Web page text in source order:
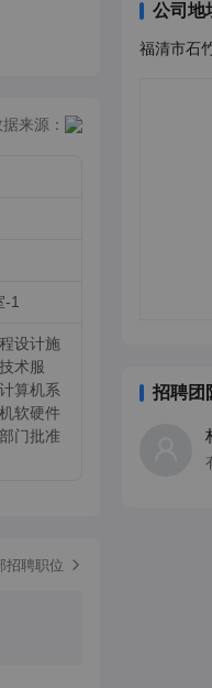
来源：
-1
设计施
术服
算机系
软硬件
门批准
招聘职位
公司地
福清市石
招聘团